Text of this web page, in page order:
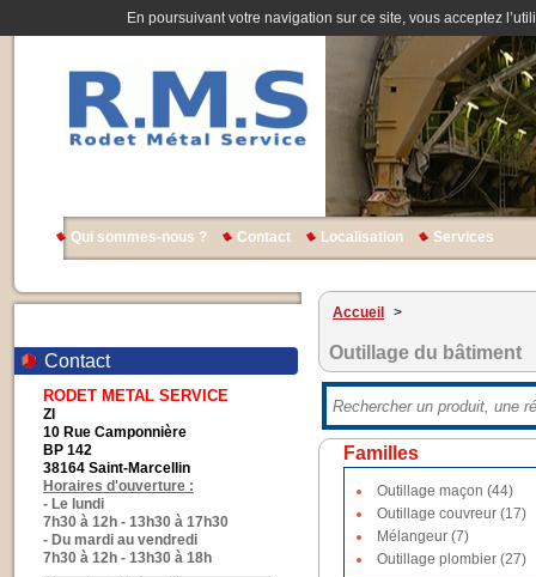
En poursuivant votre navigation sur ce site, vous acceptez
Qui sommes-nous ? Contact Localisation Services
Contact
RODET METAL SERVICE
ZI
10 Rue Camponnière
BP 142
38164 Saint-Marcellin
Horaires d'ouverture :
- Le lundi
7h30 à 12h - 13h30 à 17h30
- Du mardi au vendredi
7h30 à 12h - 13h30 à 18h
Accueil >
Outillage du bâtiment
Familles
Outillage maçon (44)
Outillage couvreur (17)
Mélangeur (7)
Outillage plombier (27)